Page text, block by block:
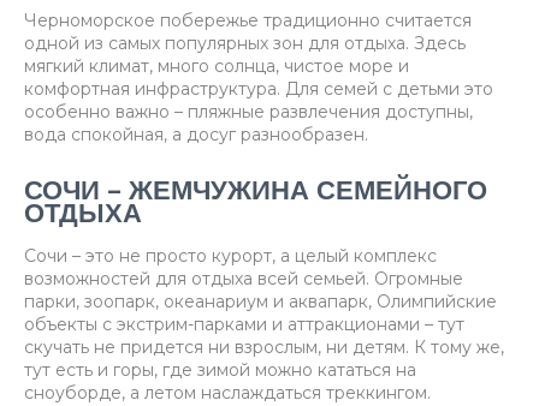
Черноморское побережье традиционно считается
одной из самых популярных зон для отдыха. Здесь
мягкий климат, много солнца, чистое море и
комфортная инфраструктура. Для семей с детьми это
особенно важно – пляжные развлечения доступны,
вода спокойная, а досуг разнообразен.
СОЧИ – ЖЕМЧУЖИНА СЕМЕЙНОГО
ОТДЫХА
Сочи – это не просто курорт, а целый комплекс
возможностей для отдыха всей семьей. Огромные
парки, зоопарк, океанариум и аквапарк, Олимпийские
объекты с экстрим-парками и аттракционами – тут
скучать не придется ни взрослым, ни детям. К тому же,
тут есть и горы, где зимой можно кататься на
сноуборде, а летом наслаждаться треккингом.